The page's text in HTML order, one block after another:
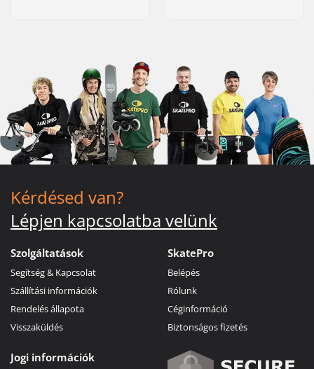
Kérdésed van?
Lépjen kapcsolatba velünk
Szolgáltatások
Segítség & Kapcsolat
Szállítási információk
Rendelés állapota
Visszaküldés
SkatePro
Belépés
Rólunk
Céginformáció
Biztonságos fizetés
Jogi információk